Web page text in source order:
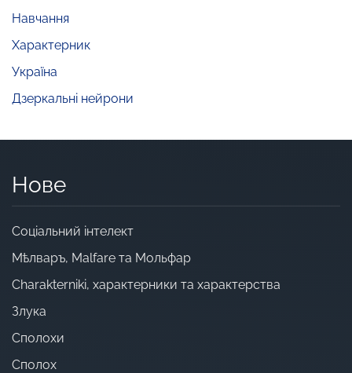
Навчання
Характерник
Україна
Дзеркальні нейрони
Нове
Cоціальний інтелект
Мѣлваръ, Malfare та Мольфар
Charakterniki, характерники та характерства
Злука
Сполохи
Сполох